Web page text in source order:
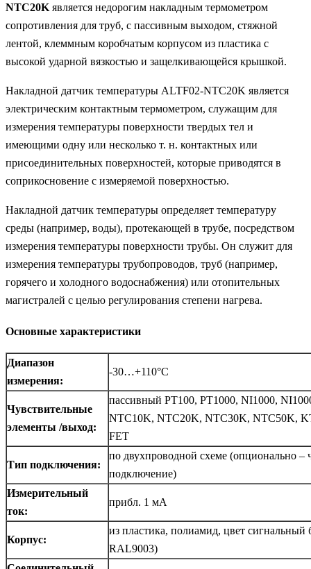
NTC20Kявляется недорогим накладным термометром
сопротивления для труб, с пассивным выходом, стяжной
лентой, клеммным коробчатым корпусом из пластика с
высокой ударной вязкостью и защелкивающейся крышкой.
Накладной датчик температуры ALTF02-NTC20K является
электрическим контактным термометром, служащим для
измерения температуры поверхности твердых тел и
имеющими одну или несколько т. н. контактных или
присоединительных поверхностей, которые приводятся в
соприкосновение с измеряемой поверхностью.
Накладной датчик температуры определяет температуру
среды (например, воды), протекающей в трубе, посредством
измерения температуры поверхности трубы. Он служит для
измерения температуры трубопроводов, труб (например,
горячего и холодного водоснабжения) или отопительных
магистралей с целью регулирования степени нагрева.
Основные характеристики
Диапазон
измерения:
-30…+110°C
Чувствительные
элементы /выход:
пассивный PT100, PT1000, NI1000,
NTC10K, NTC20K, NTC30K, NTC50K,
FET
Тип подключения:
по двухпроводной схеме (опционально –
подключение)
Измерительный
ток:
прибл. 1 мА
Корпус:
из пластика, полиамид, цвет сигнальный
RAL9003)